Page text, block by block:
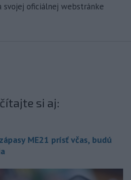
svojej oficiálnej webstránke
si aj:
ME21 prísť včas, budú